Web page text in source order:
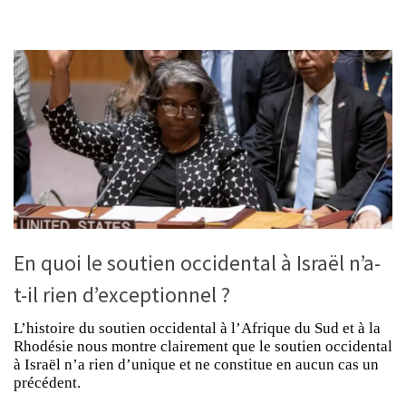
En quoi le soutien occidental à Israël n’a-
t-il rien d’exceptionnel ?
L’histoire du soutien occidental à l’Afrique du Sud et à la
Rhodésie nous montre clairement que le soutien occidental
à Israël n’a rien d’unique et ne constitue en aucun cas un
précédent.